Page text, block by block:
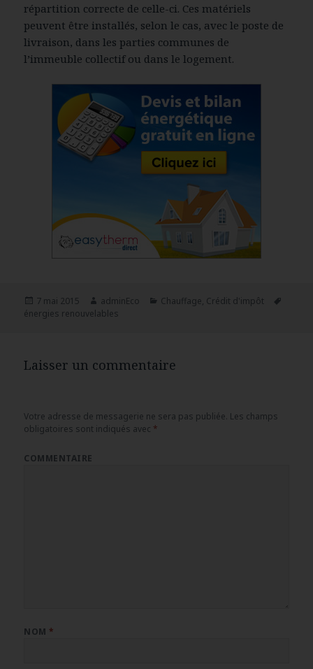
répartition correcte de celle-ci. Ces matériels
peuvent être installés, selon le cas, avec le poste de
livraison, dans les parties communes de
l’immeuble collectif ou dans le logement.
Publié
le
7 mai 2015 Auteur
adminEco Catégories
Chauffage, Crédit d'impôt
énergies renouvelables
Laisser un commentaire
Votre adresse de messagerie ne sera pas publiée. Les champs
obligatoires sont indiqués avec *
COMMENTAIRE
NOM*